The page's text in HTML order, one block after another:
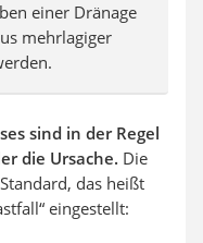
einer Dränage
mehrlagiger
sind in der Regel
die Ursache. Die
das heißt
eingestellt: